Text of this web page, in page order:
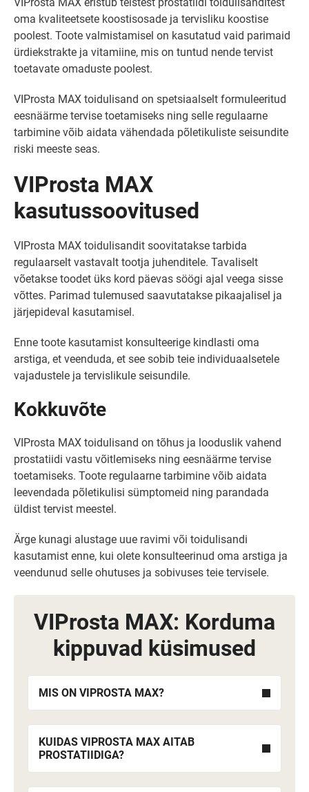
oma kvaliteetsete koostisosade ja tervisliku koostise
poolest. Toote valmistamisel on kasutatud vaid parimaid
ürdiekstrakte ja vitamiine, mis on tuntud nende tervist
toetavate omaduste poolest.
VIProsta MAX toidulisand on spetsiaalselt formuleeritud
eesnäärme tervise toetamiseks ning selle regulaarne
tarbimine võib aidata vähendada põletikuliste seisundite
riski meeste seas.
VIProsta MAX
kasutussoovitused
VIProsta MAX toidulisandit soovitatakse tarbida
regulaarselt vastavalt tootja juhenditele. Tavaliselt
võetakse toodet üks kord päevas söögi ajal veega sisse
võttes. Parimad tulemused saavutatakse pikaajalisel ja
järjepideval kasutamisel.
Enne toote kasutamist konsulteerige kindlasti oma
arstiga, et veenduda, et see sobib teie individuaalsetele
vajadustele ja tervislikule seisundile.
Kokkuvõte
VIProsta MAX toidulisand on tõhus ja looduslik vahend
prostatiidi vastu võitlemiseks ning eesnäärme tervise
toetamiseks. Toote regulaarne tarbimine võib aidata
leevendada põletikulisi sümptomeid ning parandada
üldist tervist meestel.
Ärge kunagi alustage uue ravimi või toidulisandi
kasutamist enne, kui olete konsulteerinud oma arstiga ja
veendunud selle ohutuses ja sobivuses teie tervisele.
VIProsta MAX: Korduma
kippuvad küsimused
MIS ON VIPROSTA MAX?
KUIDAS VIPROSTA MAX AITAB
PROSTATIIDIGA?